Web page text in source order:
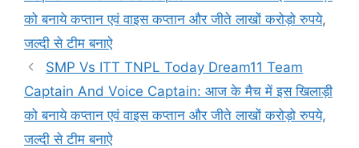
को बनाये कप्तान एवं वाइस कप्तान और जीते लाखों करोड़ो रुपये,
जल्दी से टीम बनाऐ
SMP Vs ITT TNPL Today Dream11 Team
Captain And Voice Captain: आज के मैच में इस खिलाड़ी
को बनाये कप्तान एवं वाइस कप्तान और जीते लाखों करोड़ो रुपये,
जल्दी से टीम बनाऐ